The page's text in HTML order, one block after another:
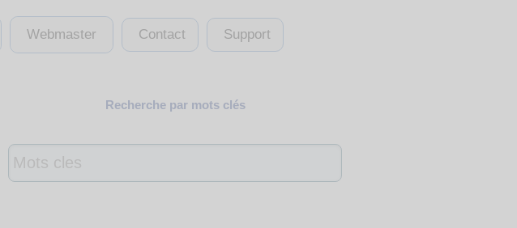
Webmaster Contact Support
Recherche par mots clés